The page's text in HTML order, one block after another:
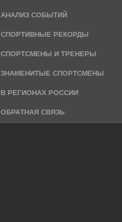
АНАЛИЗ СОБЫТИЙ
СПОРТИВНЫЕ РЕКОРДЫ
СПОРТСМЕНЫ И ТРЕНЕРЫ
ЗНАМЕНИТЫЕ СПОРТСМЕНЫ
В РЕГИОНАХ РОССИИ
ОБРАТНАЯ СВЯЗЬ